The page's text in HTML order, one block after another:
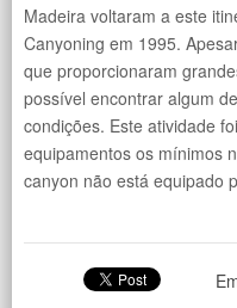
Madeira voltaram a este
Canyoning em 1995.
que proporcionaram
possível encontrar algum
condições. Este atividade
equipamentos os mínimos
canyon não está equipado